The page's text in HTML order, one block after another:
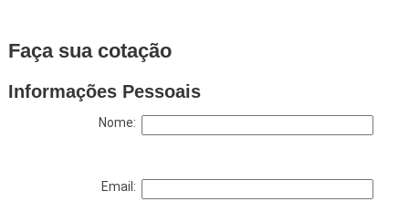
Faça sua cotação
Informações Pessoais
Nome:
Email: